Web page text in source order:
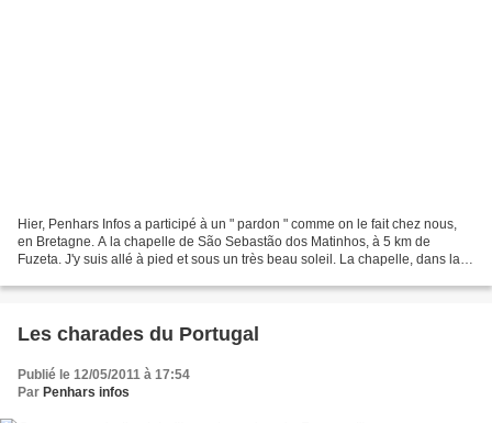
Hier, Penhars Infos a participé à un " pardon " comme on le fait chez nous,
en Bretagne. A la chapelle de São Sebastão dos Matinhos, à 5 km de
Fuzeta. J'y suis allé à pied et sous un très beau soleil. La chapelle, dans la
Les charades du Portugal
Publié le 12/05/2011 à 17:54
Par Penhars infos